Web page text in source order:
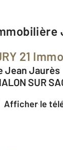
21
Jean Jaurès
SUR
Afficher le